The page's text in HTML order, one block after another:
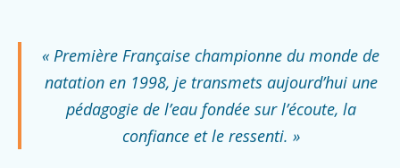
« Première Française championne du monde de
natation en 1998, je transmets aujourd’hui une
pédagogie de l’eau fondée sur l’écoute, la
confiance et le ressenti. »